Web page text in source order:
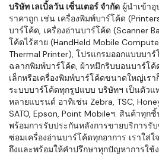
บริษัท เลเบิ้ลวัน เซ็นเตอร์ จำกัด ผู้นำเข้า
ราคาถูก เช่น เครื่องพิมพ์บาร์โค้ด
บาร์โค้ด, เครื่องอ่านบาร์โค้ด (Scanner
โค้ดไร้สาย (HandHeld Mobile
Thermal Printer), โปรแกรมออกแบบบาร์
ฉลากพิมพ์บาร์โค้ด, ผ้าหมึกริบบอนบาร์โ
เล็กหรือเครื่องพิมพ์บาร์โค้ดขนาดใหญ่เร
ระบบบาร์โค้ดทุกรูปแบบ บริษัทฯ เป็นตัว
หลายแบรนด์ อาทิเช่น Zebra, TSC,
SATO, Epson, Point Mobileฯ. สินค้าทุ
พร้อมการรับประกันหลังการขายบริการรั
ซ่อมเครื่องอ่านบาร์โค้ดทุกอาการ เราใส่
ถึงและพร้อมให้คำปรึกษาทุกปัญหาการใช้